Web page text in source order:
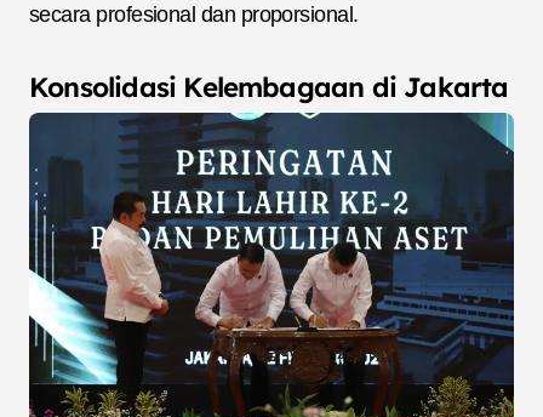
secara profesional dan proporsional.
Konsolidasi Kelembagaan di Jakarta